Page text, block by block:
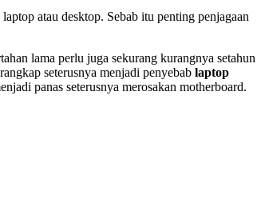
atau desktop. Sebab itu penting penjagaan
lama perlu juga sekurang kurangnya setahun
seterusnya menjadi penyebab laptop
panas seterusnya merosakan motherboard.